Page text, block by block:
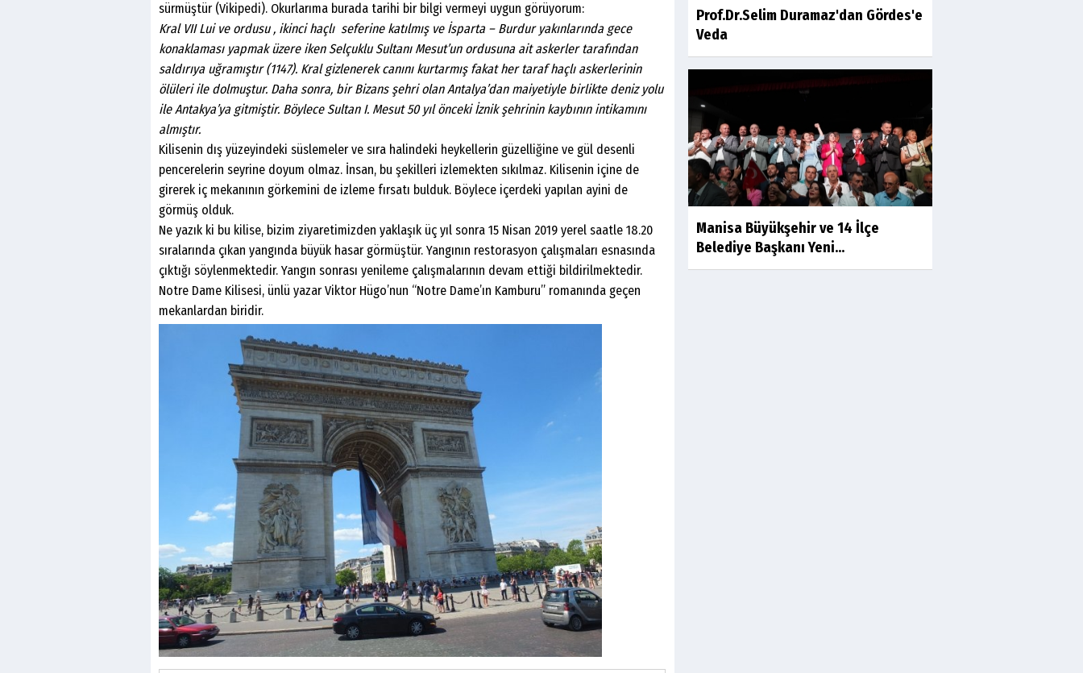
sürmüştür (Vikipedi). Okurlarıma burada tarihi bir bilgi vermeyi uygun görüyorum:
Kral VII Lui ve ordusu , ikinci haçlı seferine katılmış ve İsparta – Burdur yakınlarında gece
konaklaması yapmak üzere iken Selçuklu Sultanı Mesut’un ordusuna ait askerler tarafından
saldırıya uğramıştır (1147). Kral gizlenerek canını kurtarmış fakat her taraf haçlı askerlerinin
ölüleri ile dolmuştur. Daha sonra, bir Bizans şehri olan Antalya’dan maiyetiyle birlikte deniz yolu
ile Antakya’ya gitmiştir. Böylece Sultan I. Mesut 50 yıl önceki İznik şehrinin kaybının intikamını
almıştır.
Kilisenin dış yüzeyindeki süslemeler ve sıra halindeki heykellerin güzelliğine ve gül desenli
pencerelerin seyrine doyum olmaz. İnsan, bu şekilleri izlemekten sıkılmaz. Kilisenin içine de
girerek iç mekanının görkemini de izleme fırsatı bulduk. Böylece içerdeki yapılan ayini de
görmüş olduk.
Ne yazık ki bu kilise, bizim ziyaretimizden yaklaşık üç yıl sonra 15 Nisan 2019 yerel saatle 18.20
sıralarında çıkan yangında büyük hasar görmüştür. Yangının restorasyon çalışmaları esnasında
çıktığı söylenmektedir. Yangın sonrası yenileme çalışmalarının devam ettiği bildirilmektedir.
Notre Dame Kilisesi, ünlü yazar Viktor Hügo’nun “Notre Dame’ın Kamburu” romanında geçen
mekanlardan biridir.
İLKER
Mühendislerin de Sanat Ruhu
Dr.Fatih KESKİN
Millî Edebiyat, Millî Şuur, Millî
Takım
Sıracettin ÇELİK
Çalıkuşu
Prof.Dr.Selim Duramaz'dan Gördes'e
Veda
Manisa Büyükşehir ve 14 İlçe
Belediye Başkanı Yeni...